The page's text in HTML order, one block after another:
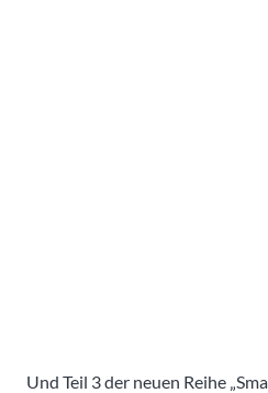
Und Teil 3 der neuen Reihe